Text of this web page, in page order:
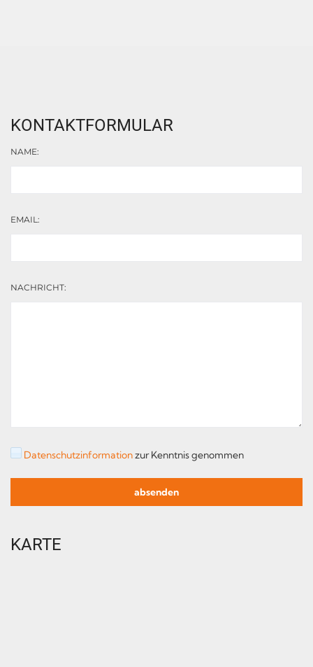
KONTAKTFORMULAR
NAME:
EMAIL:
NACHRICHT:
Datenschutzinformationzur Kenntnis genommen
KARTE